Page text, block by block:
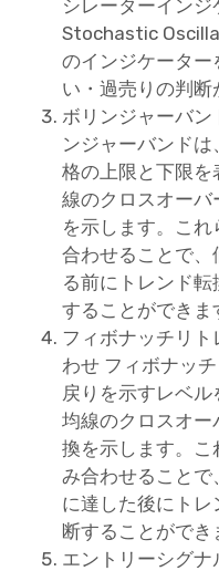
シレーターインジ
Stochastic
のインジケータ
い・過売りの判断
ボリンジャーバン
ンジャーバンド
格の上限と下限を
線のクロスオー
を示します。こ
合わせることで
る前にトレンド
することができま
フィボナッチリト
わせ フィボナッ
戻りを示すレベ
均線のクロスオ
換を示します。
み合わせること
に達した後にト
断することができ
エントリーシグ